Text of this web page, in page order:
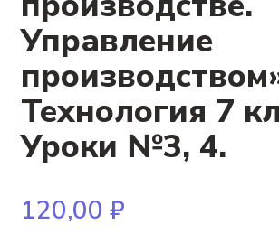
Управление
Технология 7
Уроки №3, 4.
120,00 ₽